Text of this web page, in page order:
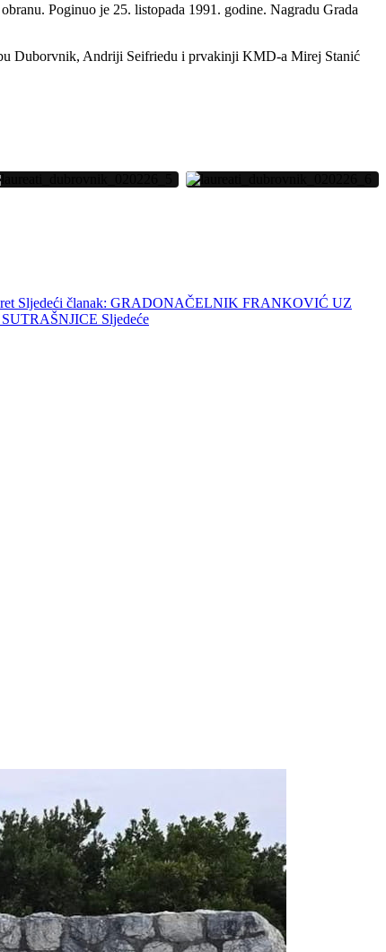
Poginuo je 25. listopada 1991. godine. Nagradu Grada
Duborvnik, Andriji Seifriedu i prvakinji KMD-a Mirej Stanić
Sljedeći članak: GRADONAČELNIK FRANKOVIĆ UZ
Sljedeće